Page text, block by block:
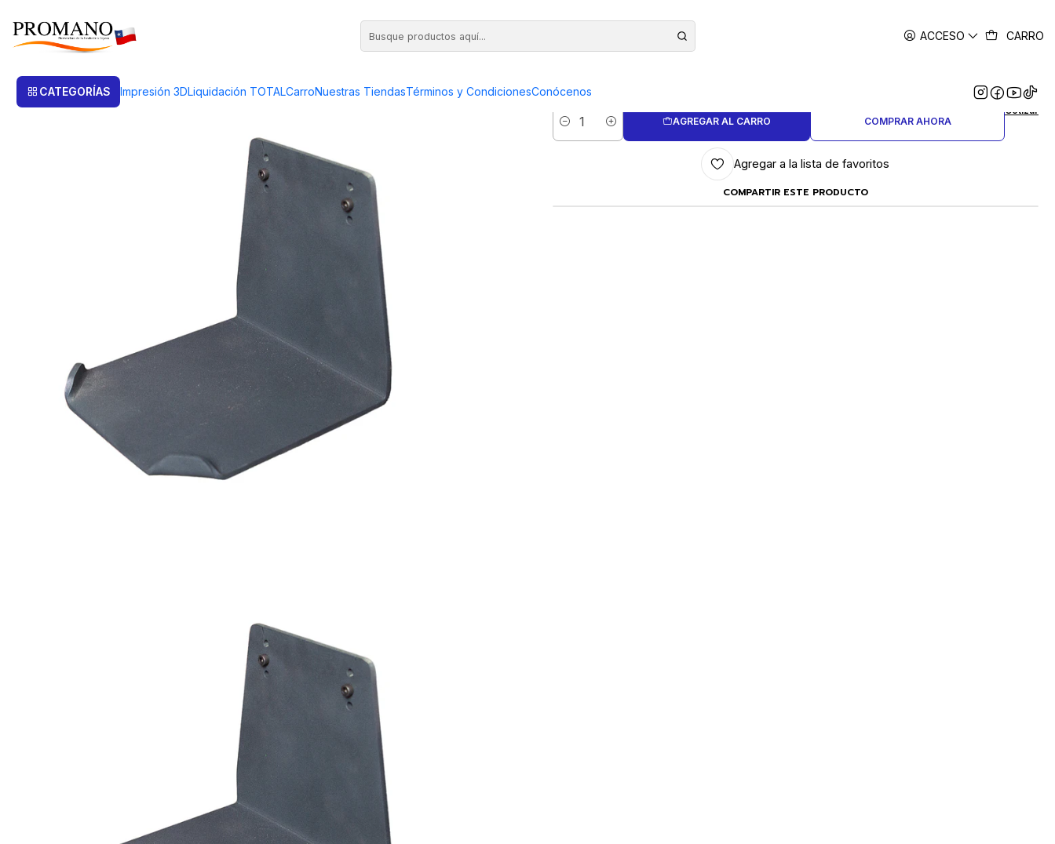
ACCESO CARRO
CATEGORÍAS Impresión 3DLiquidación TOTALCarroNuestras TiendasTérminos y CondicionesConócenos
Cantidad
AGREGAR AL CARRO COMPRAR AHORA
Cotizar
Agregar a la lista de favoritos
COMPARTIR ESTE PRODUCTO